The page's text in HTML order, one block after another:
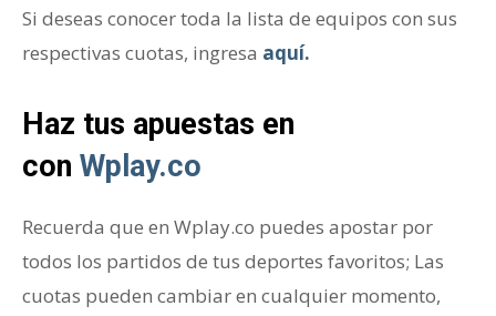
Si deseas conocer toda la lista de equipos con sus
respectivas cuotas, ingresa aquí.
Haz tus apuestas en
con Wplay.co
Recuerda que en Wplay.co puedes apostar por
todos los partidos de tus deportes favoritos; Las
cuotas pueden cambiar en cualquier momento,